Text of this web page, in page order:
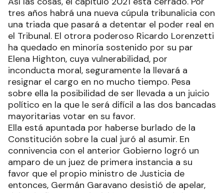
tres años habrá una nueva cúpula tribunalicia con
una triada que pasará a detentar el poder real en
el Tribunal. El otrora poderoso Ricardo Lorenzetti
ha quedado en minoría sostenido por su par
Elena Highton, cuya vulnerabilidad, por
inconducta moral, seguramente la llevará a
resignar el cargo en no mucho tiempo. Pesa
sobre ella la posibilidad de ser llevada a un juicio
político en la que le será difícil a las dos bancadas
mayoritarias votar en su favor.
Ella está apuntada por haberse burlado de la
Constitución sobre la cual juró al asumir. En
connivencia con el anterior Gobierno logró un
amparo de un juez de primera instancia a su
favor que el propio ministro de Justicia de
entonces, Germán Garavano desistió de apelar,